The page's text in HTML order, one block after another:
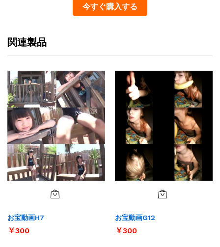
今すぐ購入する
関連製品
お宝動画H7
￥300
お宝動画G12
￥300